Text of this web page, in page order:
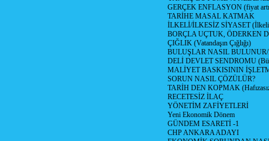
GERÇEK ENFLASYON (fiyat
TARİHE MASAL KATMAK
İLKELİ/İLKESİZ SİYASET
BORÇLA UÇTUK, ÖDERKEN
ÇIĞLIK (Vatandaşın Çığlığı)
BULUŞLAR NASIL
DELİ DEVLET SENDROMU
MALİYET BASKISININ
SORUN NASIL ÇÖZÜLÜR?
TARİH DEN KOPMAK
RECETESİZ İLAÇ
YÖNETİM ZAFİYETLERİ
Yeni Ekonomik Dönem
GÜNDEM ESARETİ -1
CHP ANKARA ADAYI